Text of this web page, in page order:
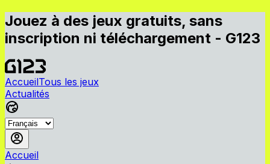
Jouez à des jeux gratuits, sans
inscription ni téléchargement - G123
AccueilTous les jeux
Actualités
Accueil